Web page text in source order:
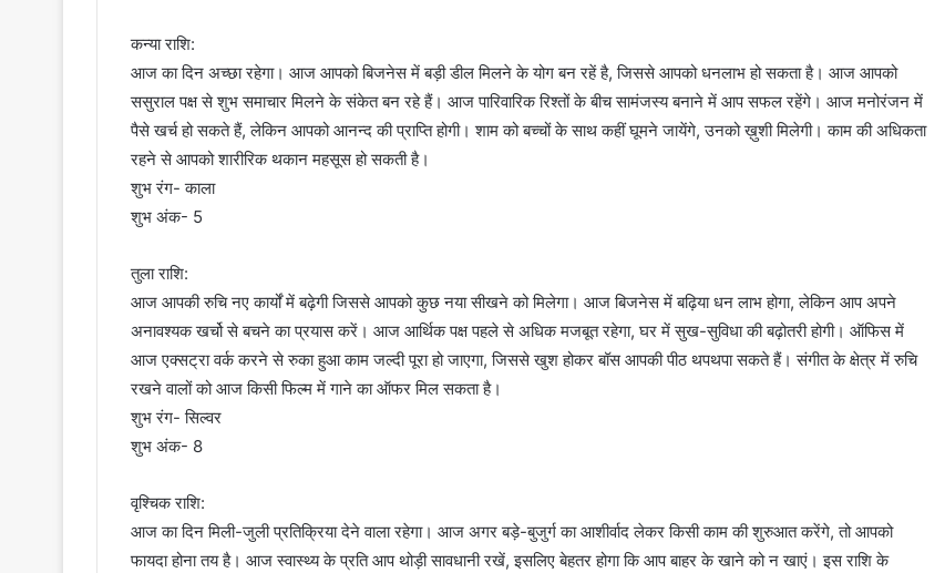
कन्या राशि:
आज का दिन अच्छा रहेगा। आज आपको बिजनेस में बड़ी डील मिलने के योग बन रहें है, जिससे आपको धनलाभ हो सकता है। आज आपको
ससुराल पक्ष से शुभ समाचार मिलने के संकेत बन रहे हैं। आज पारिवारिक रिश्तों के बीच सामंजस्य बनाने में आप सफल रहेंगे। आज मनोरंजन में
पैसे खर्च हो सकते हैं, लेकिन आपको आनन्द की प्राप्ति होगी। शाम को बच्चों के साथ कहीं घूमने जायेंगे, उनको ख़ुशी मिलेगी। काम की अधिकता
रहने से आपको शारीरिक थकान महसूस हो सकती है।
शुभ रंग- काला
शुभ अंक- 5
तुला राशि:
आज आपकी रुचि नए कार्यों में बढ़ेगी जिससे आपको कुछ नया सीखने को मिलेगा। आज बिजनेस में बढ़िया धन लाभ होगा, लेकिन आप अपने
अनावश्यक खर्चो से बचने का प्रयास करें। आज आर्थिक पक्ष पहले से अधिक मजबूत रहेगा, घर में सुख-सुविधा की बढ़ोतरी होगी। ऑफिस में
आज एक्सट्रा वर्क करने से रुका हुआ काम जल्दी पूरा हो जाएगा, जिससे खुश होकर बॉस आपकी पीठ थपथपा सकते हैं। संगीत के क्षेत्र में रुचि
रखने वालों को आज किसी फिल्म में गाने का ऑफर मिल सकता है।
शुभ रंग- सिल्वर
शुभ अंक- 8
वृश्चिक राशि:
आज का दिन मिली-जुली प्रतिक्रिया देने वाला रहेगा। आज अगर बड़े-बुजुर्ग का आशीर्वाद लेकर किसी काम की शुरुआत करेंगे, तो आपको
फायदा होना तय है। आज स्वास्थ्य के प्रति आप थोड़ी सावधानी रखें, इसलिए बेहतर होगा कि आप बाहर के खाने को न खाएं। इस राशि के